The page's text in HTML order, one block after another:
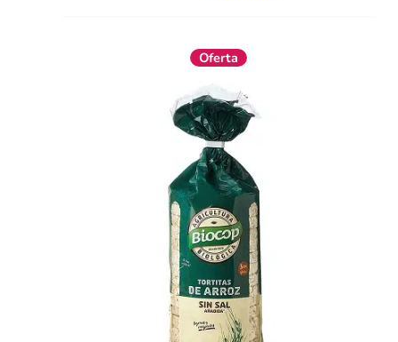
Oferta
El
precio
era:
2,95 €.2,65 €.